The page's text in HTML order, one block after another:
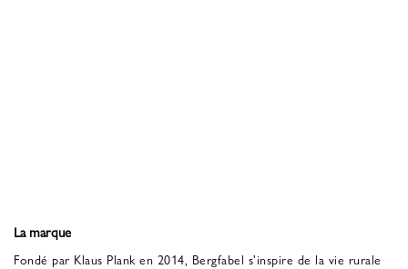
La marque
Fondé par Klaus Plank en 2014, Bergfabel s'inspire de la vie rurale